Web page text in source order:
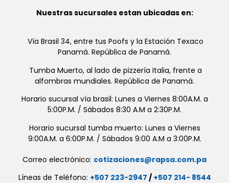
Nuestras sucursales estan ubicadas en:
Vía Brasil 34, entre tus Poofs y la Estación Texaco
Panamá. República de Panamá.
Tumba Muerto, al lado de pizzería Italia, frente a
alfombras mundiales. República de Panamá.
Horario sucursal vía brasil: Lunes a Viernes 8:00A.M. a
5:00P.M. / Sábados 8:30 A.M a 2:30P.M.
Horario sucursal tumba muerto: Lunes a Viernes
9:00A.M. a 6:00P.M. / Sábados 9:00 A.M a 3:00P.M.
Correo electrónico: cotizaciones@rapsa.com.pa
Líneas de Teléfono: +507 223-2947 / +507 214- 8544